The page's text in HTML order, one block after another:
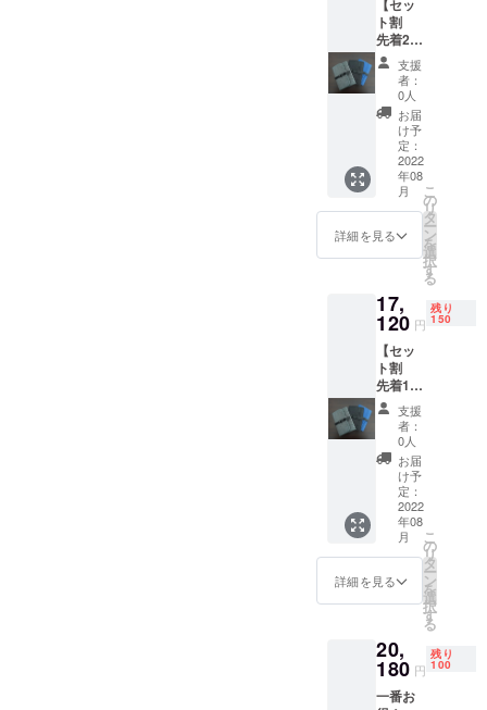
す。 ※
ご注文
状況、
使用部
材の供
給状
況、製
造工程
上の都
合等に
より出
荷時期
る場合
があり
した場
合、正
規販売
価格が
販売予
定価格
より下
がる可
能性も
ござい
ます。
※開発中
の製品
につき
ン・仕
様が一
部変更
になる
可能性
もござ
いま
す。 ※
ご注文
状況、
使用部
材の供
給状
況、製
造工程
合等に
より出
る場合
があり
ます。
レー、
ブルー
の3色か
らお選
びいた
だけま
す。 ※
皆様か
ら応援
購入に
より量
産体制
が向上
した場
販売予
定価格
より下
がる可
能性も
ござい
ます。
※開発中
の製品
につき
まして
は、デ
ザイ
ン・仕
様が一
部変更
になる
す。 ※
ご注文
状況、
使用部
【セッ
ト割
先着200
名様限
定】完
成した
製品3
個
35％割
引 完成
した製
品×3個
20,400
円 の
30%OF
F＋送料
色はグ
レー、
ダーク
グ
レー、
ブルー
の3色か
らお選
びいた
だけま
す。 ※
皆様か
ら応援
購入に
より量
産体制
が向上
価格が
販売予
定価格
より下
支援
者：
0人
お届
け予
定：
2022
年08
月
詳細を見る
こ
の
リ
タ
ー
ン
を
選
択
す
る
17,
120 円
残り
150
【セッ
ト割
先着150
名様限
定】完
成した
製品4
個
40％割
引 完成
した製
品×4個
27,200
円 の
40%OF
F＋送料
色はグ
レー、
ダーク
グ
支援
者：
0人
お届
け予
定：
2022
年08
月
詳細を見る
こ
の
リ
タ
ー
ン
を
選
択
す
る
20,
180 円
残り
100
一番お